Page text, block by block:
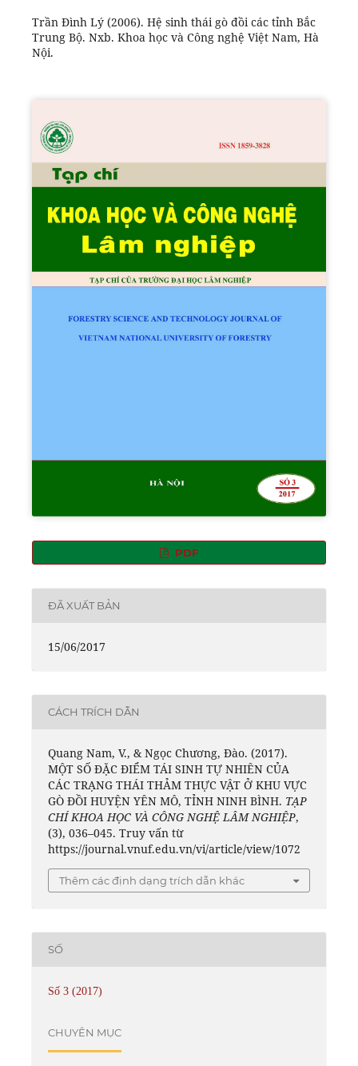
Trần Đình Lý (2006). Hệ sinh thái gò đồi các tỉnh Bắc
Trung Bộ. Nxb. Khoa học và Công nghệ Việt Nam, Hà
Nội.
PDF
ĐÃ XUẤT BẢN
15/06/2017
CÁCH TRÍCH DẪN
Quang Nam, V., & Ngọc Chương, Đào. (2017).
MỘT SỐ ĐẶC ĐIỂM TÁI SINH TỰ NHIÊN CỦA
CÁC TRẠNG THÁI THẢM THỰC VẬT Ở KHU VỰC
GÒ ĐỒI HUYỆN YÊN MÔ, TỈNH NINH BÌNH. TẠP
CHÍ KHOA HỌC VÀ CÔNG NGHỆ LÂM NGHIỆP,
(3), 036–045. Truy vấn từ
https://journal.vnuf.edu.vn/vi/article/view/1072
Thêm các định dạng trích dẫn khác
SỐ
Số 3 (2017)
CHUYÊN MỤC